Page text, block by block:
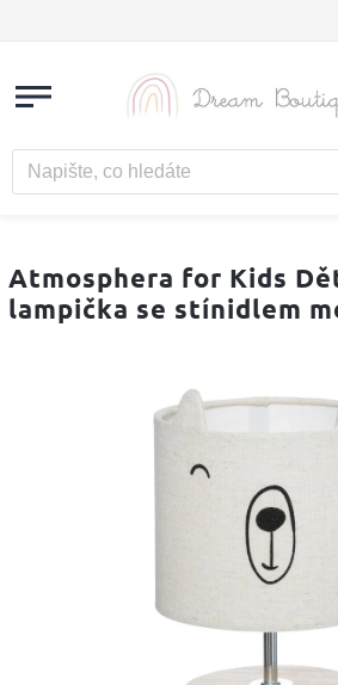
Atmosphera for Kids
lampička se stínidlem